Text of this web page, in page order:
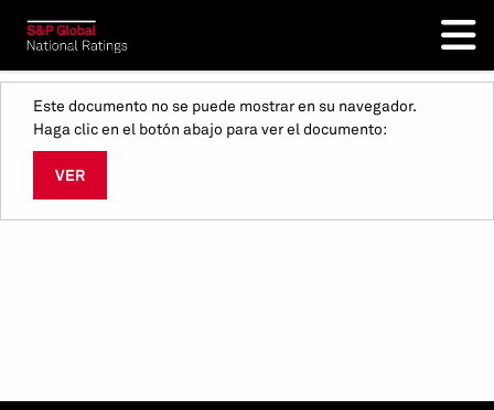
Este documento no se puede mostrar en su navegador.
Haga clic en el botón abajo para ver el documento:
VER